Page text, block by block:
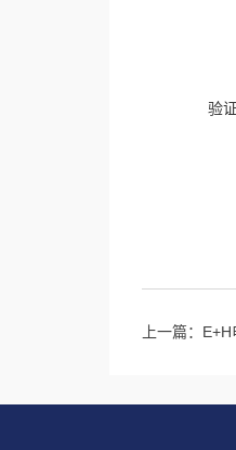
验
上一篇：